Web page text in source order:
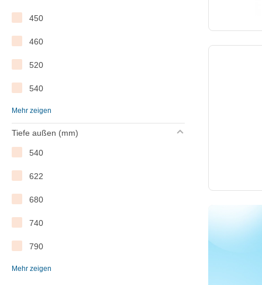
450
460
520
540
560
570
622
630
670
Mehr zeigen
Tiefe außen (mm)
540
622
680
740
790
830
Mehr zeigen